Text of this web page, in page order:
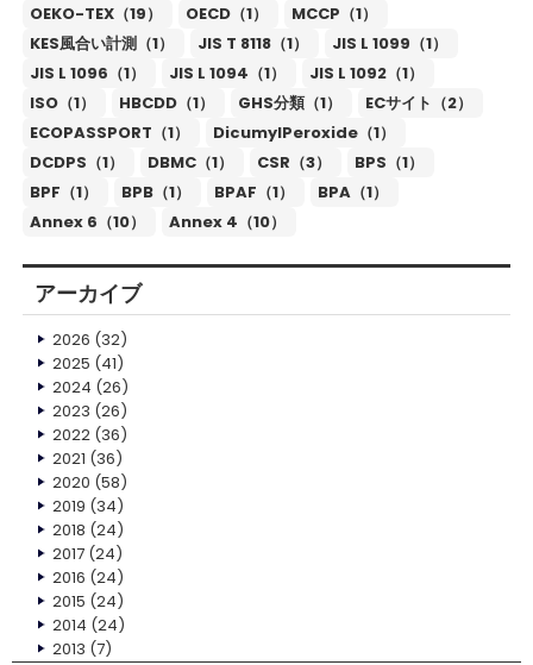
OEKO-TEX（19）
OECD（1）
MCCP（1）
KES風合い計測（1）
JIS T 8118（1）
JIS L 1099（1）
JIS L 1096（1）
JIS L 1094（1）
JIS L 1092（1）
ISO（1）
HBCDD（1） GHS分類（1）
ECサイト（2）
ECOPASSPORT（1）
DicumylPeroxide（1）
DCDPS（1）
DBMC（1） CSR（3）
BPS（1）
BPF（1）
BPB（1） BPAF（1）
BPA（1）
Annex 6（10）
Annex 4（10）
アーカイブ
2026 (32)
2025 (41)
2024 (26)
2023 (26)
2022(36)
2021 (36)
2020 (58)
2019 (34)
2018 (24)
2017(24)
2016 (24)
2015 (24)
2014 (24)
2013 (7)